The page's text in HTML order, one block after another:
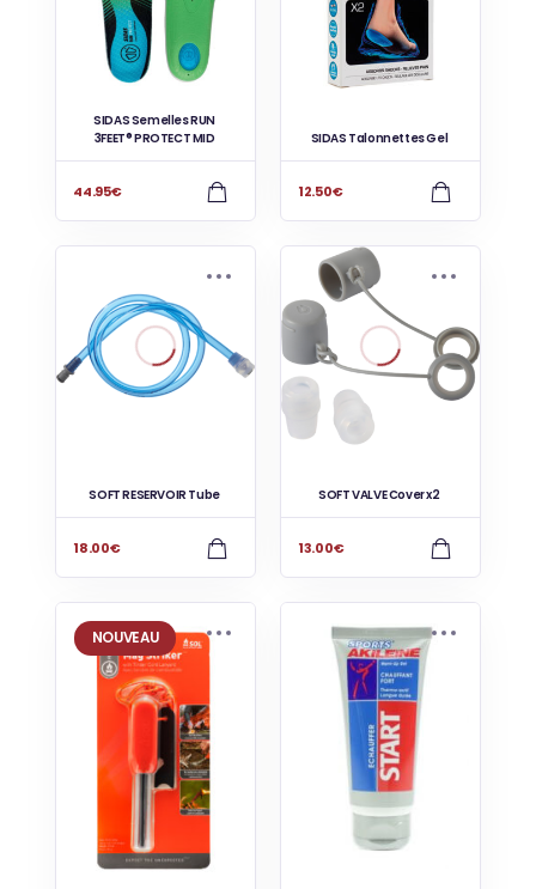
SIDAS Semelles RUN
3FEET® PROTECT MID
44.95€
SIDAS Talonnettes Gel
12.50€
SOFT RESERVOIR Tube
18.00€
SOFT VALVE Cover x2
13.00€
NOUVEAU